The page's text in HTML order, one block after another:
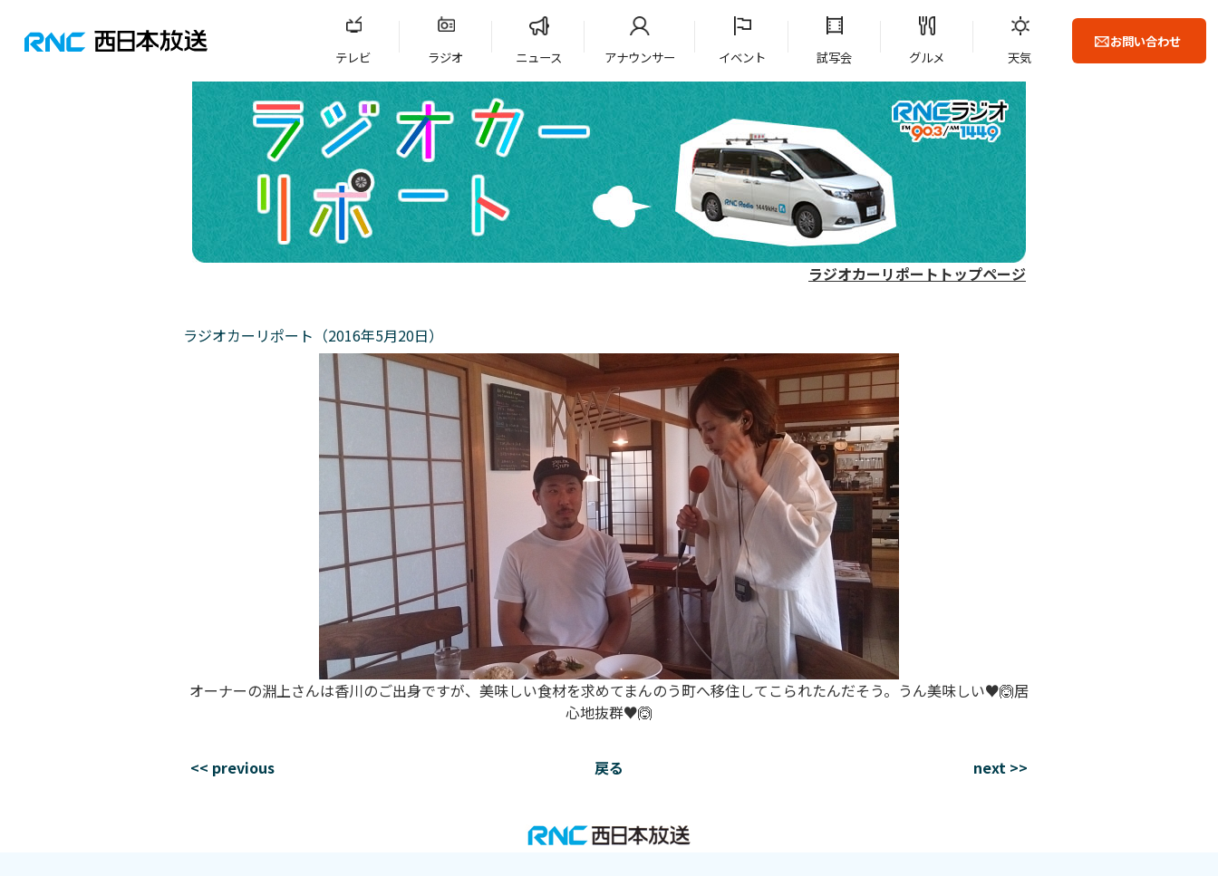
テレビ ラジオ ニュース アナウンサー イベント 試写会 グルメ 天気
お問い合わせ
ラジオカーリポートトップページ
ラジオカーリポート（2016年5月20日）
オーナーの淵上さんは香川のご出身ですが、美味しい食材を求めてまんのう町へ移住してこられたんだそう。うん美味しい♥🙆居
心地抜群♥🙆
<< previous 戻る next >>